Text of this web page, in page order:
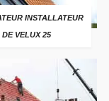
INSTALLATEUR
DE VELUX 25